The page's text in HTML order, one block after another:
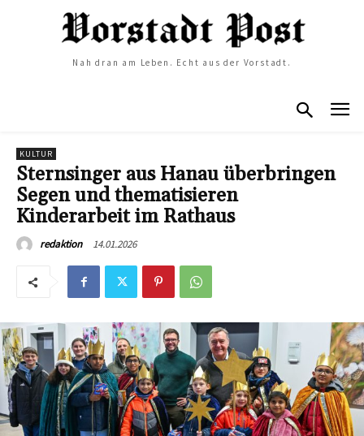
Nah dran am Leben. Echt aus der Vorstadt.
KULTUR
Sternsinger aus Hanau überbringen
Segen und thematisieren
Kinderarbeit im Rathaus
redaktion 14.01.2026